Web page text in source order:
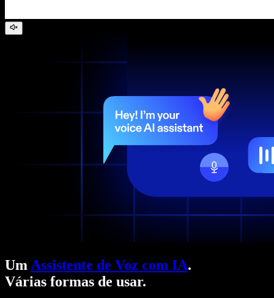
Um Assistente de Voz com IA.
Várias formas de usar.